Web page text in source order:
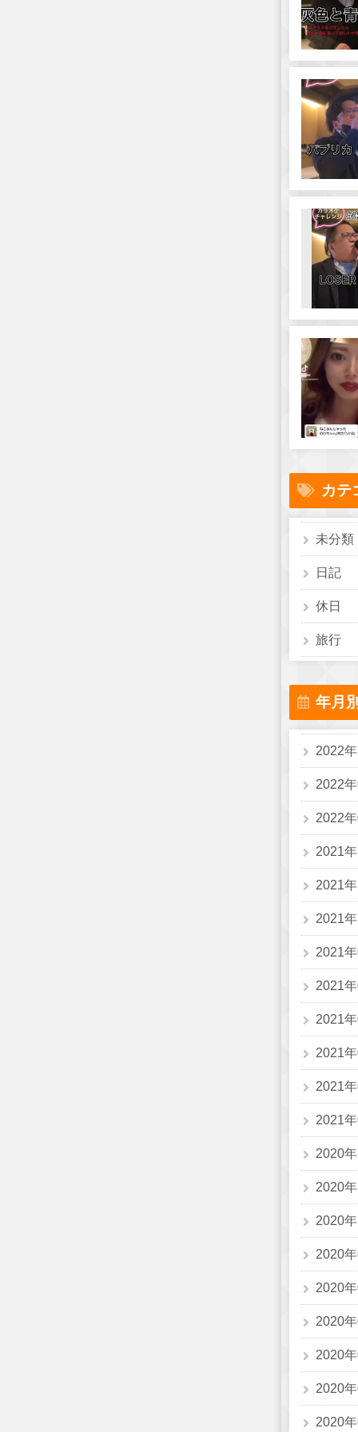
カテ
未分類
日記
休日
旅行
年月
2022
2022
2022
2021
2021
2021
2021
2021
2021
2021
2021
2021
2020
2020
2020
2020
2020
2020
2020
2020
2020